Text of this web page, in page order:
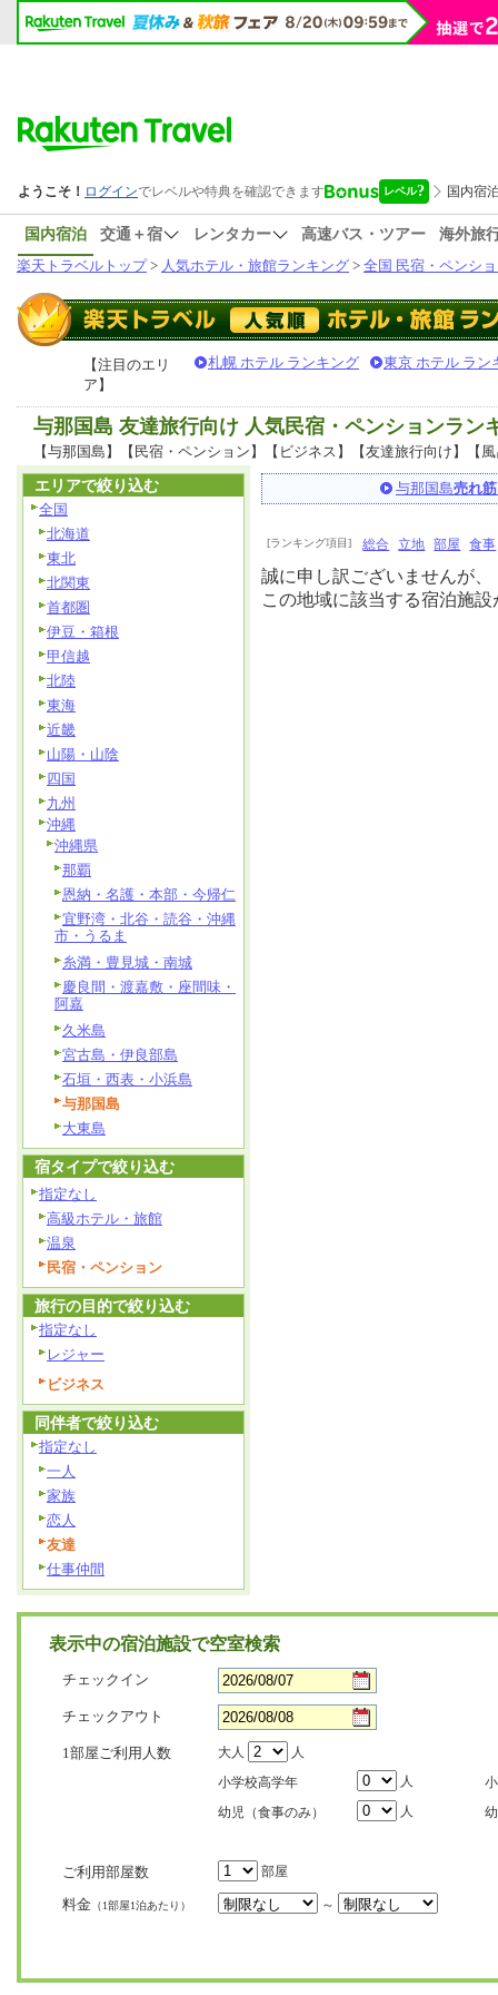
国内宿泊 交通＋宿 レンタカー 高速バス・ツアー
海外旅
楽天トラベルトップ> 人気ホテル・旅館ランキング > 全国 民宿・ペンシ
【注目のエリ
ア】
札幌 ホテル ランキング 東京 ホテル ラン
与那国島 友達旅行向け 人気民宿・ペンションラン
【与那国島】【民宿・ペンション】【ビジネス】【友達旅行向け】【
与那国島売れ筋
[ランキング項目] 総合 立地 部屋 食事
誠に申し訳ございませんが、
この地域に該当する宿泊施
エリアで絞り込む
全国
北海道
東北
北関東
首都圏
伊豆・箱根
甲信越
北陸
東海
近畿
山陽・山陰
四国
九州
沖縄
沖縄県
那覇
恩納・名護・本部・今帰仁
宜野湾・北谷・読谷・沖縄
市・うるま
糸満・豊見城・南城
慶良間・渡嘉敷・座間味・
阿嘉
久米島
宮古島・伊良部島
石垣・西表・小浜島
与那国島
大東島
宿タイプで絞り込む
指定なし
高級ホテル・旅館
温泉
民宿・ペンション
旅行の目的で絞り込む
指定なし
レジャー
ビジネス
同伴者で絞り込む
指定なし
一人
家族
恋人
友達
仕事仲間
表示中の宿泊施設で空室検索
チェックイン
チェックアウト
1部屋ご利用人数 大人
人
小学校高学年
人
幼児（食事のみ）
人
ご利用部屋数 部屋
料金 （1部屋1泊あたり） ～